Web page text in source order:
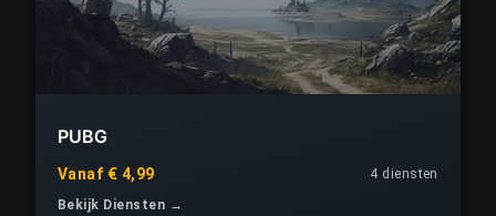
PUBG
Vanaf € 4,99
4 diensten
Bekijk Diensten →